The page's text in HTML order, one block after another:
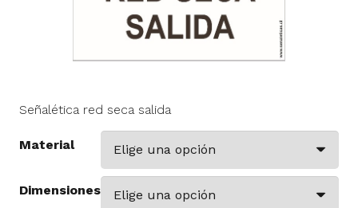
Señalética red seca salida
Material
Dimensiones